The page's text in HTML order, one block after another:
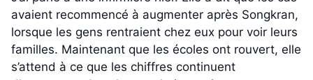
avaient recommencé à augmenter après Songkran,
lorsque les gens rentraient chez eux pour voir leurs
familles. Maintenant que les écoles ont rouvert, elle
s’attend à ce que les chiffres continuent